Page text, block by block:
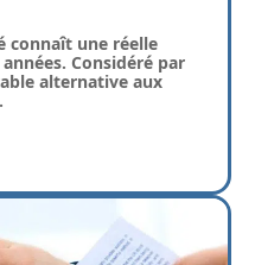
connaît une réelle
Considéré par
alternative aux